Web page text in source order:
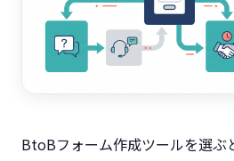
BtoBフォーム作成ツールを選ぶ